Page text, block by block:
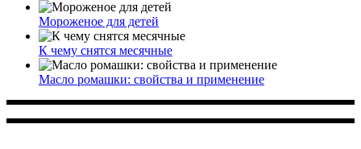
Мороженое для детей
К чему снятся месячные
Масло ромашки: свойства и применение